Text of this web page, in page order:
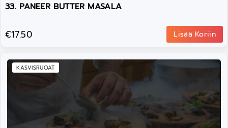
33. PANEER BUTTER MASALA
€17.50 Lisää Koriin
KASVISRUOAT